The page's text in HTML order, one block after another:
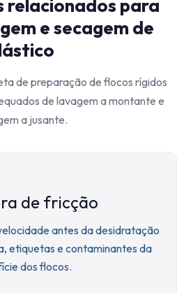
relacionados para
e secagem de
de preparação de flocos rígidos
de lavagem a montante e
a jusante.
de fricção
antes da desidratação
etiquetas e contaminantes da
dos flocos.